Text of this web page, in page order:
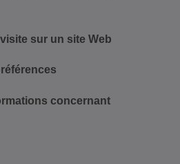
sur un site Web
concernant